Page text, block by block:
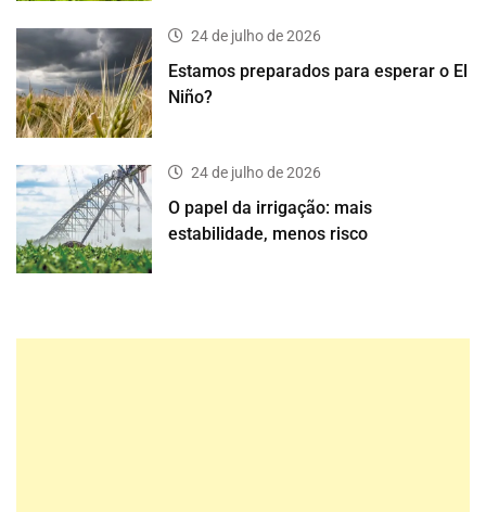
24 de julho de 2026
Estamos preparados para esperar o El
Niño?
24 de julho de 2026
O papel da irrigação: mais
estabilidade, menos risco